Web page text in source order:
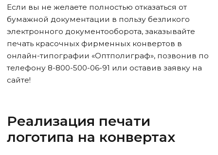
Если вы не желаете полностью отказаться от
бумажной документации в пользу безликого
электронного документооборота, заказывайте
печать красочных фирменных конвертов в
онлайн-типографии «Оптполиграф», позвонив по
телефону 8-800-500-06-91 или оставив заявку на
сайте!
Реализация печати
логотипа на конвертах